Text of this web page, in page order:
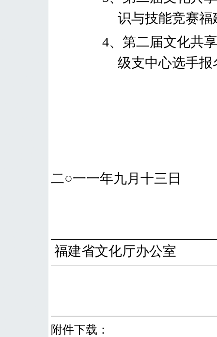
识与技能竞赛
4、第二届文化共
级支中心选手报
二○一一年九月十三日
福建省文化厅办公室
附件下载：